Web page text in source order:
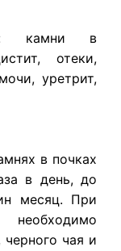
камни в
отеки,
уретрит,
в почках
в день, до
месяц. При
чая и